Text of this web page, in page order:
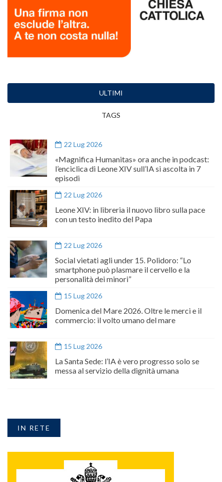
ULTIMI
TAGS
22 Lug 2026
«Magnifica Humanitas» ora anche in podcast:
l’enciclica di Leone XIV sull’IA si ascolta in 7
episodi
22 Lug 2026
Leone XIV: in libreria il nuovo libro sulla pace
con un testo inedito del Papa
22 Lug 2026
Social vietati agli under 15. Polidoro: “Lo
smartphone può plasmare il cervello e la
personalità dei minori”
15 Lug 2026
Domenica del Mare 2026. Oltre le merci e il
commercio: il volto umano del mare
15 Lug 2026
La Santa Sede: l’IA è vero progresso solo se
messa al servizio della dignità umana
IN RETE